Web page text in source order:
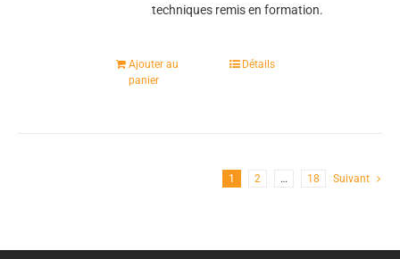
techniques remis en formation.
Ajouter au
panier
Détails
1 2 … 18 Suivant